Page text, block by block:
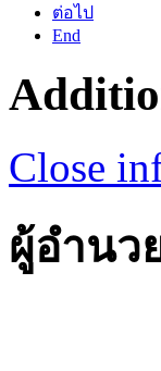
ต่อไป
End
Close
ผู้อำนว